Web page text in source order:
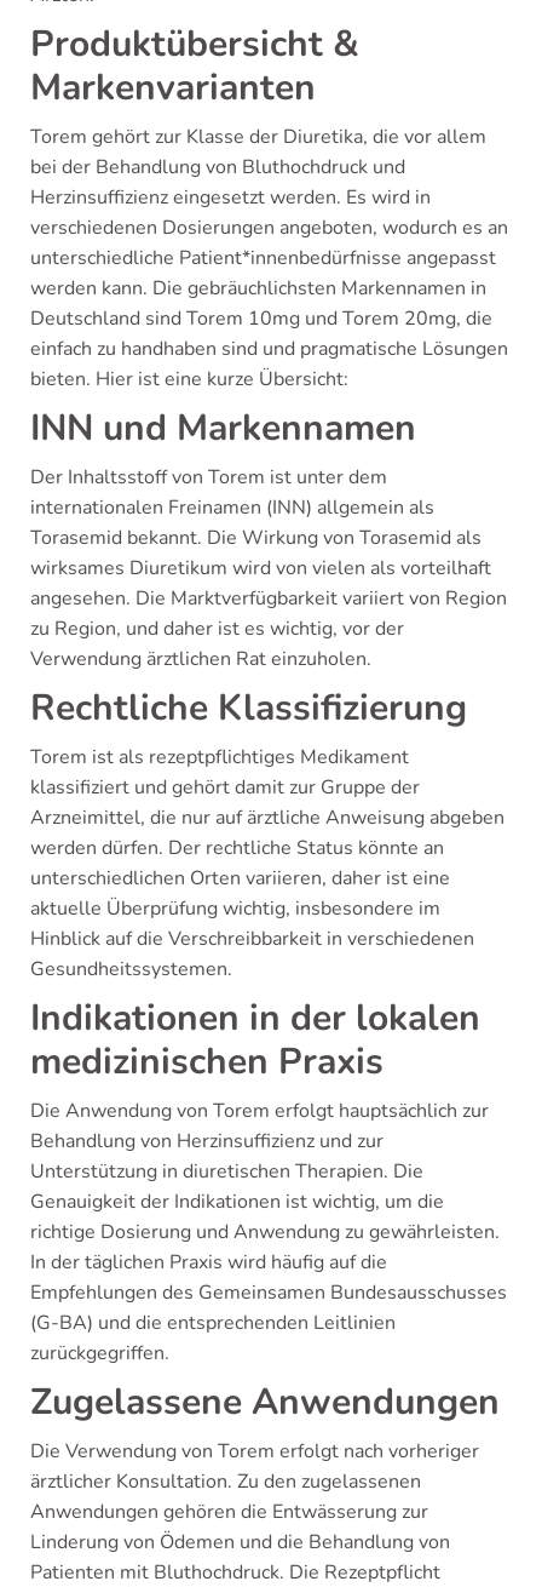
Produktübersicht &
Markenvarianten
Torem gehört zur Klasse der Diuretika, die vor allem
bei der Behandlung von Bluthochdruck und
Herzinsuffizienz eingesetzt werden. Es wird in
verschiedenen Dosierungen angeboten, wodurch es an
unterschiedliche Patient*innenbedürfnisse angepasst
werden kann. Die gebräuchlichsten Markennamen in
Deutschland sind Torem 10mg und Torem 20mg, die
einfach zu handhaben sind und pragmatische Lösungen
bieten. Hier ist eine kurze Übersicht:
INN und Markennamen
Der Inhaltsstoff von Torem ist unter dem
internationalen Freinamen (INN) allgemein als
Torasemid bekannt. Die Wirkung von Torasemid als
wirksames Diuretikum wird von vielen als vorteilhaft
angesehen. Die Marktverfügbarkeit variiert von Region
zu Region, und daher ist es wichtig, vor der
Verwendung ärztlichen Rat einzuholen.
Rechtliche Klassifizierung
Torem ist als rezeptpflichtiges Medikament
klassifiziert und gehört damit zur Gruppe der
Arzneimittel, die nur auf ärztliche Anweisung abgeben
werden dürfen. Der rechtliche Status könnte an
unterschiedlichen Orten variieren, daher ist eine
aktuelle Überprüfung wichtig, insbesondere im
Hinblick auf die Verschreibbarkeit in verschiedenen
Gesundheitssystemen.
Indikationen in der lokalen
medizinischen Praxis
Die Anwendung von Torem erfolgt hauptsächlich zur
Behandlung von Herzinsuffizienz und zur
Unterstützung in diuretischen Therapien. Die
Genauigkeit der Indikationen ist wichtig, um die
richtige Dosierung und Anwendung zu gewährleisten.
In der täglichen Praxis wird häufig auf die
Empfehlungen des Gemeinsamen Bundesausschusses
(G-BA) und die entsprechenden Leitlinien
zurückgegriffen.
Zugelassene Anwendungen
Die Verwendung von Torem erfolgt nach vorheriger
ärztlicher Konsultation. Zu den zugelassenen
Anwendungen gehören die Entwässerung zur
Linderung von Ödemen und die Behandlung von
Patienten mit Bluthochdruck. Die Rezeptpflicht